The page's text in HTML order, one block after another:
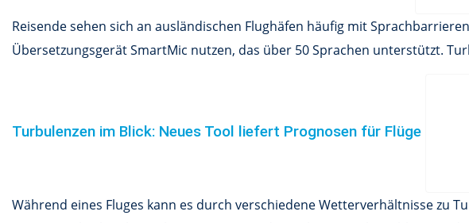
Reisende sehen sich an ausländischen Flughäfen häufig mit
Übersetzungsgerät SmartMic nutzen, das über 50 Sprachen unterstützt.
Turbulenzen im Blick: Neues Tool liefert Prognosen für Flüge
Während eines Fluges kann es durch verschiedene Wetterverhältnisse zu